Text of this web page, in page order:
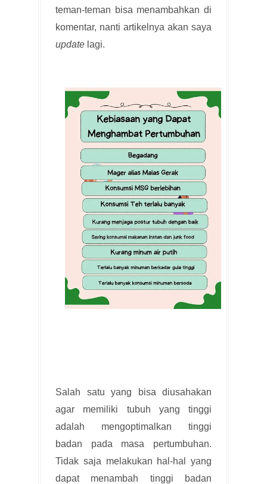
teman-teman bisa menambahkan di
komentar, nanti artikelnya akan saya
update lagi.
Salah satu yang bisa diusahakan
agar memiliki tubuh yang tinggi
adalah mengoptimalkan tinggi
badan pada masa pertumbuhan.
Tidak saja melakukan hal-hal yang
dapat menambah tinggi badan